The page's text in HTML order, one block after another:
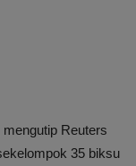
mengutip Reuters
35 biksu